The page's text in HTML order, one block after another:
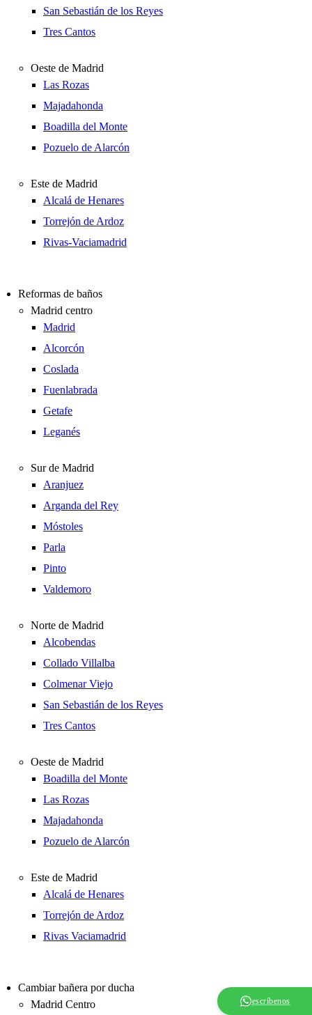
San Sebastián de los Reyes
Tres Cantos
Oeste de Madrid
Las Rozas
Majadahonda
Boadilla del Monte
Pozuelo de Alarcón
Este de Madrid
Alcalá de Henares
Torrejón de Ardoz
Rivas-Vaciamadrid
Reformas de baños
Madrid centro
Madrid
Alcorcón
Coslada
Fuenlabrada
Getafe
Leganés
Sur de Madrid
Aranjuez
Arganda del Rey
Móstoles
Parla
Pinto
Valdemoro
Norte de Madrid
Alcobendas
Collado Villalba
Colmenar Viejo
San Sebastián de los Reyes
Tres Cantos
Oeste de Madrid
Boadilla del Monte
Las Rozas
Majadahonda
Pozuelo de Alarcón
Este de Madrid
Alcalá de Henares
Torrejón de Ardoz
Rivas Vaciamadrid
Cambiar bañera por ducha
Madrid Centro
escríbenos